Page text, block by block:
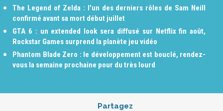
The Legend of Zelda : l'un des derniers rôles de Sam Neill
confirmé avant sa mort début juillet
GTA 6 : un extended look sera diffusé sur Netflix fin août,
Rockstar Games surprend la planète jeu vidéo
Phantom Blade Zero : le développement est bouclé, rendez-
vous la semaine prochaine pour du très lourd
Partagez